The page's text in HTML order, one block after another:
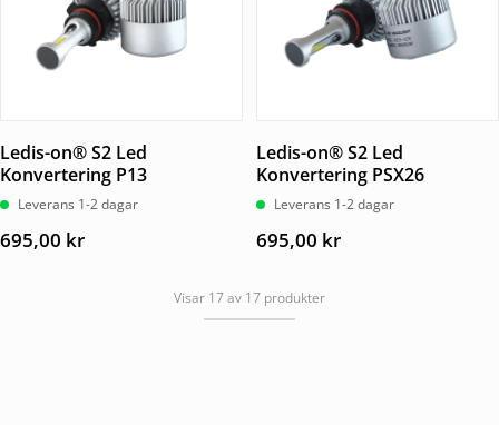
Ledis-on® S2 Led
Konvertering P13
Leverans 1-2 dagar
695,00 kr
Ledis-on® S2 Led
Konvertering PSX26
Leverans 1-2 dagar
695,00 kr
Visar 17 av 17 produkter